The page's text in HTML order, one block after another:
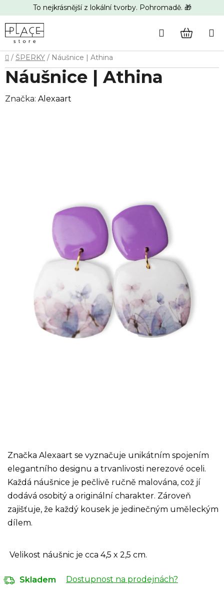
na
obsah
To nejkrásnější z lokální tvorby. Pohromadě. 🎁
Hledat
Domů
/ ŠPERKY / Náušnice | Athina
Značka Alexaart se vyznačuje unikátním spojením
elegantního designu a trvanlivosti nerezové oceli.
Každá náušnice je pečlivě ručně malována, což jí
dodává osobitý a originální charakter. Zároveň
zajišťuje, že každý kousek je jedinečným uměleckým
dílem.
Velikost náušnic je cca 4,5 x 2,5 cm.
Skladem Dostupnost na prodejnách?
Náušnice | Athina
Značka: Alexaart